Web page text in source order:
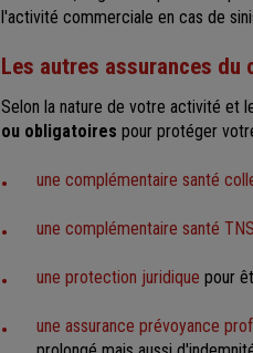
l'activité commerciale en cas de
Les autres assurances du
Selon la nature de votre activité et
ou obligatoires pour protéger
une complémentaire santé
une complémentaire santé TNS
une protection juridique pour
une assurance prévoyance